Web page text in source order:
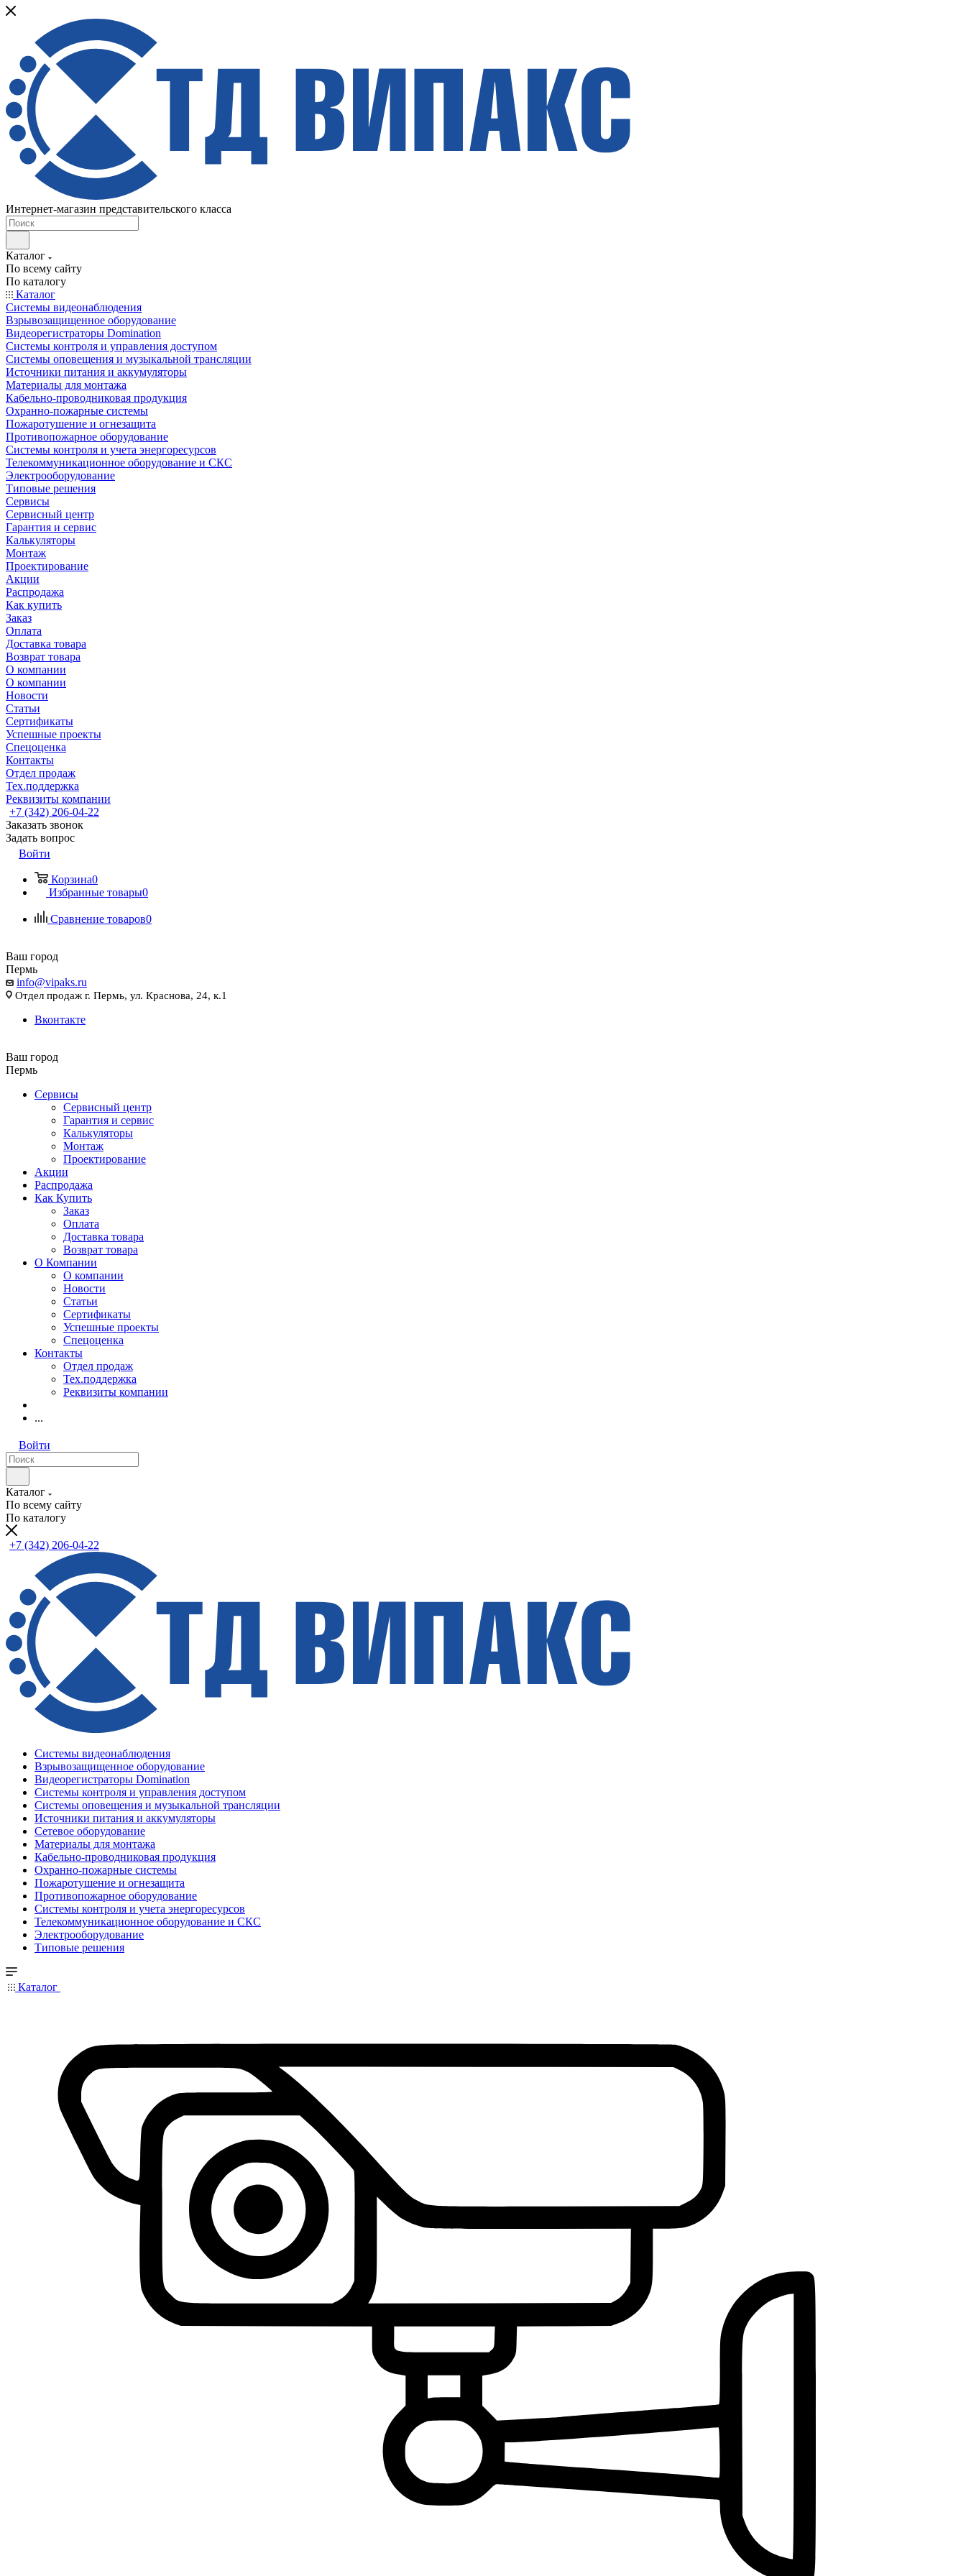
Интернет-магазин представительского класса
Каталог
По всему сайту
По каталогу
Каталог
Системы видеонаблюдения
Взрывозащищенное оборудование
Видеорегистраторы Domination
Системы контроля и управления доступом
Системы оповещения и музыкальной трансляции
Источники питания и аккумуляторы
Материалы для монтажа
Кабельно-проводниковая продукция
Охранно-пожарные системы
Пожаротушение и огнезащита
Противопожарное оборудование
Системы контроля и учета энергоресурсов
Телекоммуникационное оборудование и СКС
Электрооборудование
Типовые решения
Сервисы
Сервисный центр
Гарантия и сервис
Калькуляторы
Монтаж
Проектирование
Акции
Распродажа
Как купить
Заказ
Оплата
Доставка товара
Возврат товара
О компании
О компании
Новости
Статьи
Сертификаты
Успешные проекты
Спецоценка
Контакты
Отдел продаж
Тех.поддержка
Реквизиты компании
+7 (342) 206-04-22
Заказать звонок
Задать вопрос
Войти
Корзина0
Избранные товары0
Сравнение товаров0
Ваш город
Пермь
info@vipaks.ru
Отдел продаж г. Пермь, ул. Краснова, 24, к.1
Вконтакте
Ваш город
Пермь
Сервисы
Сервисный центр
Гарантия и сервис
Калькуляторы
Монтаж
Проектирование
Акции
Распродажа
Как Купить
Заказ
Оплата
Доставка товара
Возврат товара
О Компании
О компании
Новости
Статьи
Сертификаты
Успешные проекты
Спецоценка
Контакты
Отдел продаж
Тех.поддержка
Реквизиты компании
...
Войти
Каталог
По всему сайту
По каталогу
+7 (342) 206-04-22
Системы видеонаблюдения
Взрывозащищенное оборудование
Видеорегистраторы Domination
Системы контроля и управления доступом
Системы оповещения и музыкальной трансляции
Источники питания и аккумуляторы
Сетевое оборудование
Материалы для монтажа
Кабельно-проводниковая продукция
Охранно-пожарные системы
Пожаротушение и огнезащита
Противопожарное оборудование
Системы контроля и учета энергоресурсов
Телекоммуникационное оборудование и СКС
Электрооборудование
Типовые решения
Каталог